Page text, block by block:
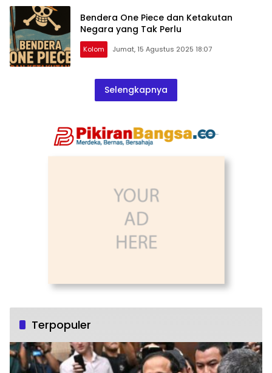
Bendera One Piece dan Ketakutan
Negara yang Tak Perlu
Kolom Jumat, 15 Agustus 2025 18:07
Selengkapnya
Terpopuler